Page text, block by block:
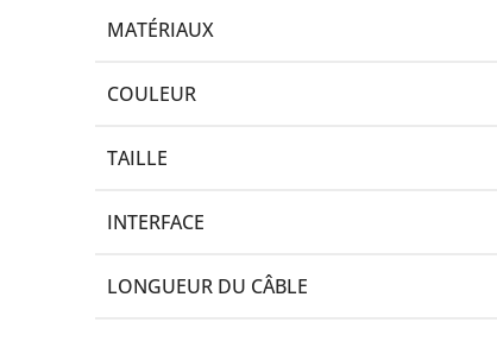
MATÉRIAUX
COULEUR
TAILLE
INTERFACE
LONGUEUR DU CÂBLE